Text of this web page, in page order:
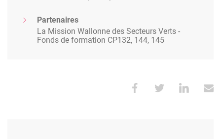
Partenaires
La Mission Wallonne des Secteurs Verts -
Fonds de formation CP132, 144, 145